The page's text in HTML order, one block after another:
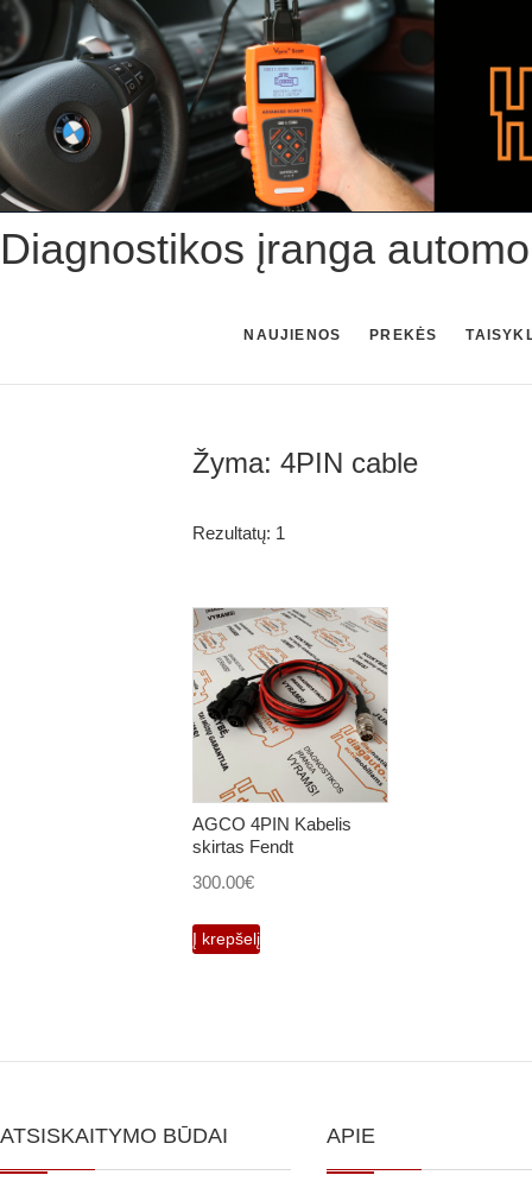
Skip
to
content
Diagnostikos įranga
NAUJIENOS PREKĖS
Žyma: 4PIN cable
Rezultatų: 1
AGCO 4PIN Kabelis
skirtas Fendt
300.00€
Į krepšelį
ATSISKAITYMO BŪDAI APIE